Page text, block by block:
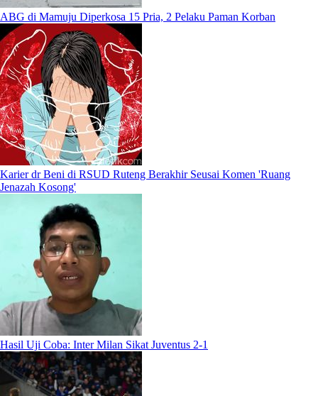
ABG di Mamuju Diperkosa 15 Pria, 2 Pelaku Paman Korban
Karier dr Beni di RSUD Ruteng Berakhir Seusai Komen 'Ruang
Jenazah Kosong'
Hasil Uji Coba: Inter Milan Sikat Juventus 2-1